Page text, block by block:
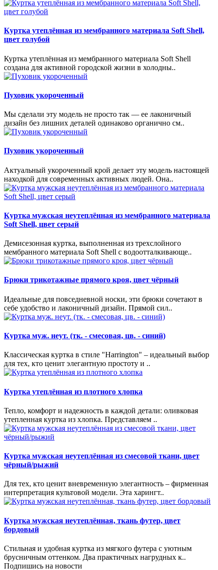
Куртка утеплённая из мембранного материала Soft Shell,
цвет голубой
Куртка утеплённая из мембранного материала Soft Shell
создана для активной городской жизни в холодны..
Пуховик укороченный
Мы сделали эту модель не просто так — ее лаконичный
дизайн без лишних деталей одинаково органично см..
Пуховик укороченный
Актуальный укороченный крой делает эту модель настоящей
находкой для современных активных людей. Она..
Куртка мужская неутеплённая из мембранного материала
Soft Shell, цвет серый
Демисезонная куртка, выполненная из трехслойного
мембранного материала Soft Shell с водоотталкивающе..
Брюки трикотажные прямого кроя, цвет чёрный
Идеальные для повседневной носки, эти брюки сочетают в
себе удобство и лаконичный дизайн. Прямой сил..
Куртка муж. неут. (тк. - смесовая, цв. - синий)
Классическая куртка в стиле "Harrington" – идеальный выбор
для тех, кто ценит элегантную простоту и ..
Куртка утеплённая из плотного хлопка
Тепло, комфорт и надежность в каждой детали: оливковая
утепленная куртка из хлопка. Представляем ..
Куртка мужская неутеплённая из смесовой ткани, цвет
чёрный/рыжий
Для тех, кто ценит вневременную элегантность – фирменная
интерпретация культовой модели. Эта харингт..
Куртка мужская неутеплённая, ткань футер, цвет
бордовый
Стильная и удобная куртка из мягкого футера с уютным
брусничным оттенком. Два практичных нагрудных к..
Подпишись на новости